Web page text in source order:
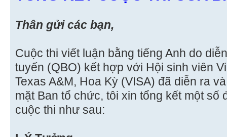
Thân gửi các bạn,
Cuộc thi viết luận bằng tiếng Anh do
tuyến (QBO) kết hợp với Hội sinh viên
Texas A&M, Hoa Kỳ (VISA) đã diễn ra
mặt Ban tổ chức, tôi xin tổng kết một số
cuộc thi như sau: